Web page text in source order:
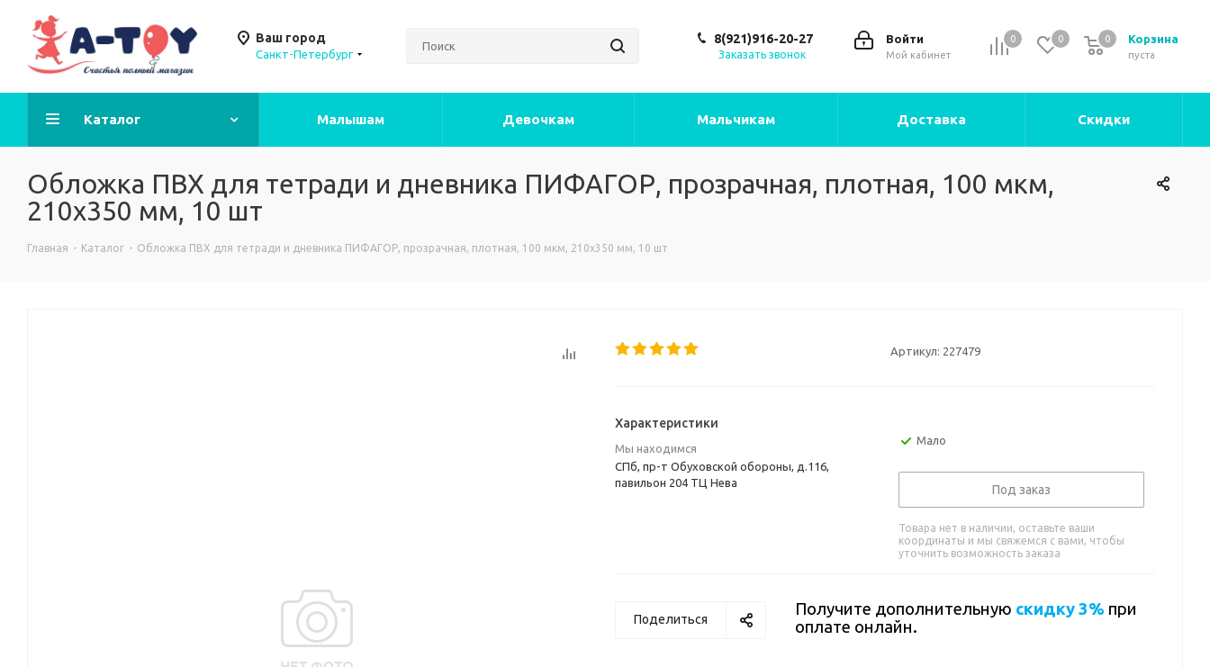
Ваш город
Санкт-Петербург
0 0 Корзина
0
пуста
0
Войти
Мой кабинет
8(921)916-20-27
Заказать звонок
Каталог Малышам Девочкам Мальчикам Доставка Скидки
Обложка ПВХ для тетради и дневника ПИФАГОР, прозрачная, плотная, 100 мкм,
210х350 мм, 10 шт
Главная - Каталог - Обложка ПВХ для тетради и дневника ПИФАГОР, прозрачная, плотная, 100 мкм, 210х350 мм, 10 шт
Артикул: 227479
Характеристики
Мы находимся
СПб, пр-т Обуховской обороны, д.116,
павильон 204 ТЦ Нева
Мало
Под заказ
Товара нет в наличии, оставьте ваши
координаты и мы свяжемся с вами, чтобы
уточнить возможность заказа
Поделиться
Получите дополнительную скидку 3% при
оплате онлайн.